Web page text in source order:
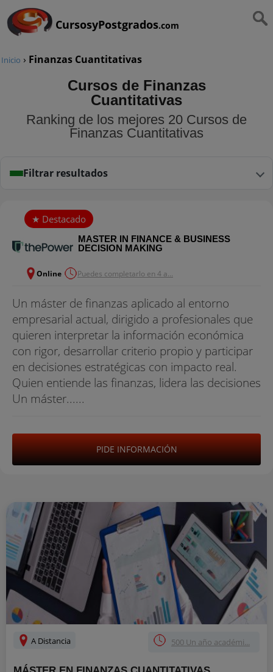
CursosyPostgrados.com
Inicio › Finanzas Cuantitativas
Cursos de Finanzas
Cuantitativas
Ranking de los mejores 20 Cursos de
Finanzas Cuantitativas
Filtrar resultados
MASTER IN FINANCE & BUSINESS
DECISION MAKING
Online Puedes completarlo en 4 a...
Un máster de finanzas aplicado al entorno
empresarial actual, dirigido a profesionales que
quieren interpretar la información económica
con rigor, desarrollar criterio propio y participar
en decisiones estratégicas con impacto real.
Quien entiende las finanzas, lidera las decisiones
Un máster......
PIDE INFORMACIÓN
A Distancia 500 Un año académi...